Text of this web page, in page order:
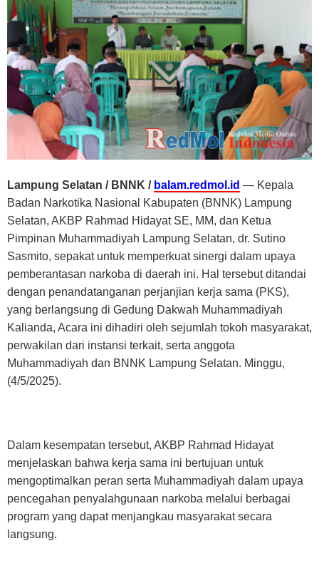
Lampung Selatan / BNNK / balam.redmol.id — Kepala
Badan Narkotika Nasional Kabupaten (BNNK) Lampung
Selatan, AKBP Rahmad Hidayat SE, MM, dan Ketua
Pimpinan Muhammadiyah Lampung Selatan, dr. Sutino
Sasmito, sepakat untuk memperkuat sinergi dalam upaya
pemberantasan narkoba di daerah ini. Hal tersebut ditandai
dengan penandatanganan perjanjian kerja sama (PKS),
yang berlangsung di Gedung Dakwah Muhammadiyah
Kalianda, Acara ini dihadiri oleh sejumlah tokoh masyarakat,
perwakilan dari instansi terkait, serta anggota
Muhammadiyah dan BNNK Lampung Selatan. Minggu,
(4/5/2025).
Dalam kesempatan tersebut, AKBP Rahmad Hidayat
menjelaskan bahwa kerja sama ini bertujuan untuk
mengoptimalkan peran serta Muhammadiyah dalam upaya
pencegahan penyalahgunaan narkoba melalui berbagai
program yang dapat menjangkau masyarakat secara
langsung.